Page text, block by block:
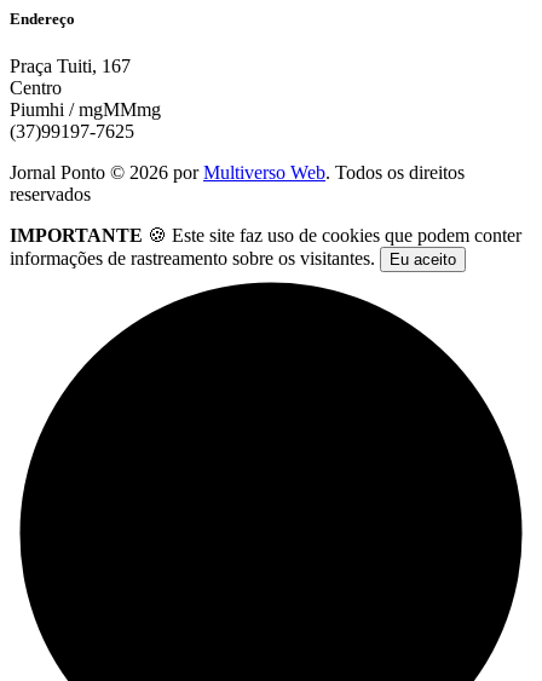
Endereço
Praça Tuiti, 167
Centro
Piumhi / mgMMmg
(37)99197-7625
Jornal Ponto © 2026 porMultiverso Web. Todos os direitos
reservados
IMPORTANTE 🍪 Este site faz uso de cookies que podem conter
informações de rastreamento sobre os visitantes.
Eu aceito